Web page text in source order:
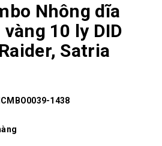
Nhông dĩa
10 ly DID
Satria
1438